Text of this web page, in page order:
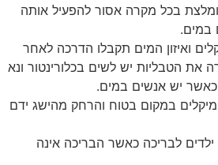
בכל מקרה אסור להפעיל אותה
במים.
ואיזון המים תקבלו הדרכה לאחר
את הטבליות יש לשים בכלורינטור ונא
כאשר יש אנשים במים.
במקום בטוח והרחק מהישג ידם
ילדים לבריכה כאשר הבריכה אינה